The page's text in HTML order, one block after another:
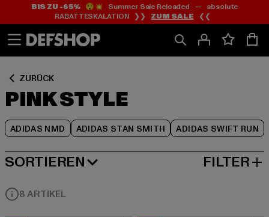
Zum
Inhalt
springen
Zum
Fußzeile
springen
BIS ZU -65%😲💥 Summer Sale Reloaded — absolute
RABATTESKALATION ❯❯ ZUM SALE ❮❮
ZURÜCK
PINK STYLE
ADIDAS NMD ADIDAS STAN SMITH ADIDAS SWIFT RUN
Zum
Produktraster
springen
SORTIEREN
BELIEBTESTE FILTER
8 ARTIKEL